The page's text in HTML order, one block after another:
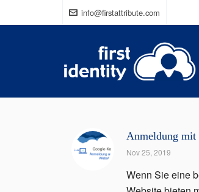
info@firstattribute.com
Anmeldung mit
Nov 25, 2019
Wenn Sie eine